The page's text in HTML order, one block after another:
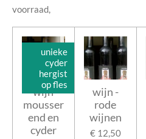
voorraad,
unieke
cyder
hergist
op fles
wijn
mousser
end en
cyder
wijn -
rode
wijnen
€ 12,50